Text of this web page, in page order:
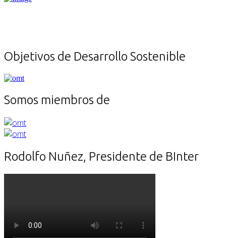
Objetivos de Desarrollo Sostenible
Somos miembros de
Rodolfo Nuñez, Presidente de BInter